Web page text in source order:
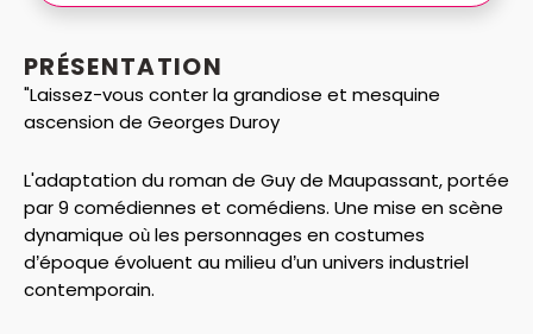
PRÉSENTATION
"Laissez-vous conter la grandiose et mesquine
ascension de Georges Duroy
L'adaptation du roman de Guy de Maupassant, portée
par 9 comédiennes et comédiens. Une mise en scène
dynamique où les personnages en costumes
d’époque évoluent au milieu d’un univers industriel
contemporain.